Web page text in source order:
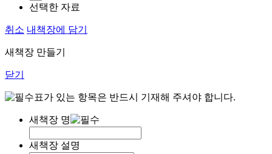
선택한 자료
취소 내책장에 담기
새책장 만들기
닫기
표가 있는 항목은 반드시 기재해 주셔야 합니다.
새책장 명
새책장 설명